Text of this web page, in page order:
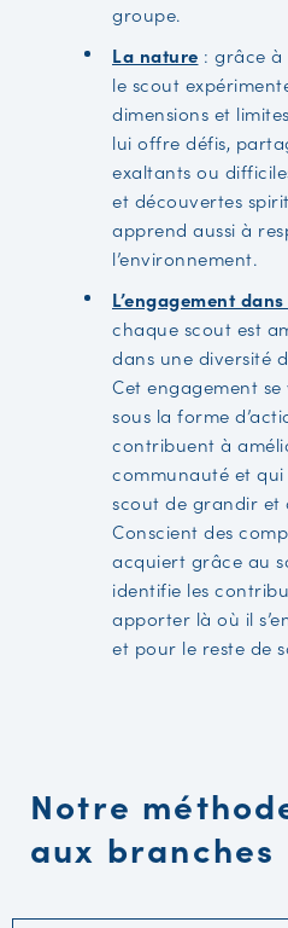
groupe.
La nature : grâce à
le scout
dimensions et
lui offre défis,
exaltants ou
et découvertes
apprend aussi à
l’environnement.
L’engagement
chaque scout est
dans une diversité
Cet engagement
sous la forme
contribuent à
communauté et
scout de grandir et
Conscient des
acquiert grâce au
identifie les
apporter là où il
et pour le reste de
Notre
aux branches